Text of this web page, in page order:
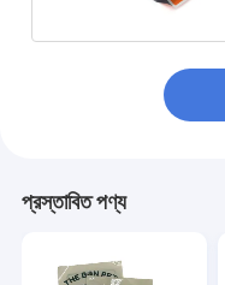
প্রস্তাবিত পণ্য